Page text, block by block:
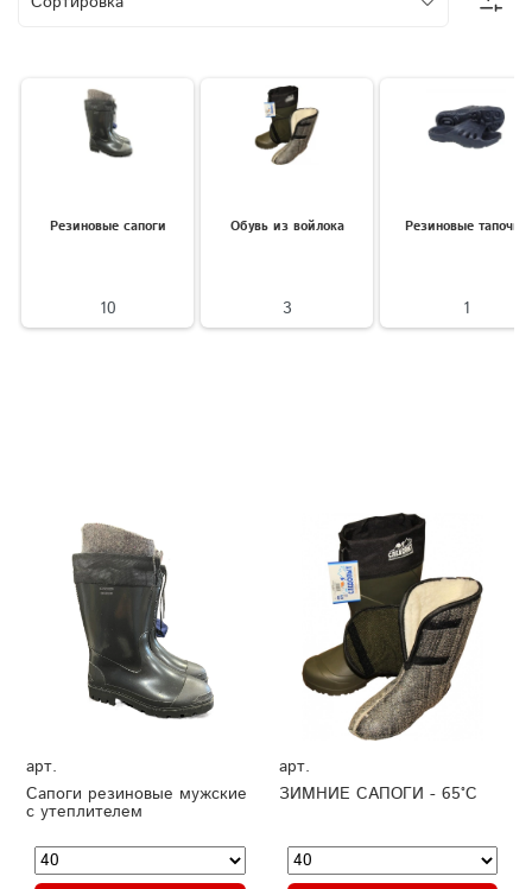
Резиновые сапоги
10
Обувь из войлока
3
Резиновые тапочки
1
арт.
Сапоги резиновые мужские
с утеплителем
арт.
ЗИМНИЕ САПОГИ - 65°C